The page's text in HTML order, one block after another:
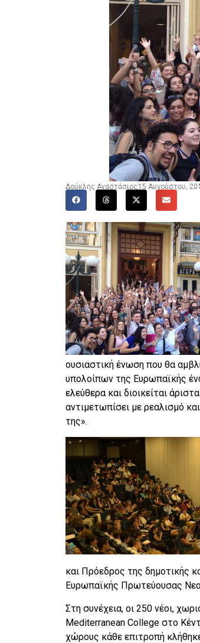
Δούκλης Αναστάσιος 15 Αυγούστου,
ουσιαστική ένωση που θα
υπολοίπων της Ευρωπαϊκής
ελεύθερα και διοικείται
αντιμετωπίσει με ρεαλισμό
της».
και Πρόεδρος της δημοτικής
Ευρωπαϊκής Πρωτεύουσας
Στη συνέχεια, οι 250 νέοι,
Mediterranean College στο
χώρους κάθε επιτροπή